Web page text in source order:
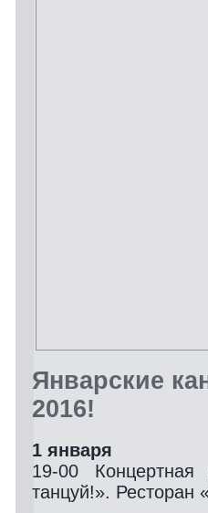
Январские
2016!
1 января
19-00
танцуй!». Ресторан